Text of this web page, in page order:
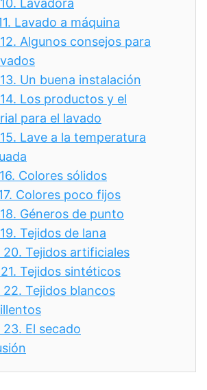
10. Lavadora
Lavado a máquina
12. Algunos consejos para
13. Un buena instalación
14. Los productos y el
para el lavado
15. Lave a la temperatura
16. Colores sólidos
Colores poco fijos
18. Géneros de punto
19. Tejidos de lana
20. Tejidos artificiales
21. Tejidos sintéticos
22. Tejidos blancos
23. El secado